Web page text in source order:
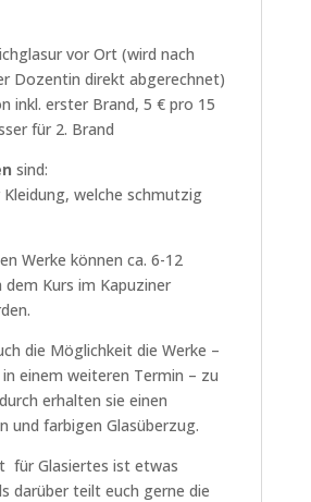
vor Ort (wird nach
Dozentin direkt abgerechnet)
inkl. erster Brand, 5 € pro 15
für 2. Brand
sind:
Kleidung, welche schmutzig
Werke können ca. 6-12
dem Kurs im Kapuziner
die Möglichkeit die Werke –
einem weiteren Termin – zu
erhalten sie einen
und farbigen Glasüberzug.
für Glasiertes ist etwas
darüber teilt euch gerne die